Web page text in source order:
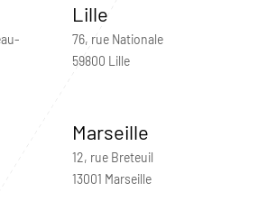
Lille
76, rue Nationale
59800 Lille
Marseille
12, rue Breteuil
13001 Marseille